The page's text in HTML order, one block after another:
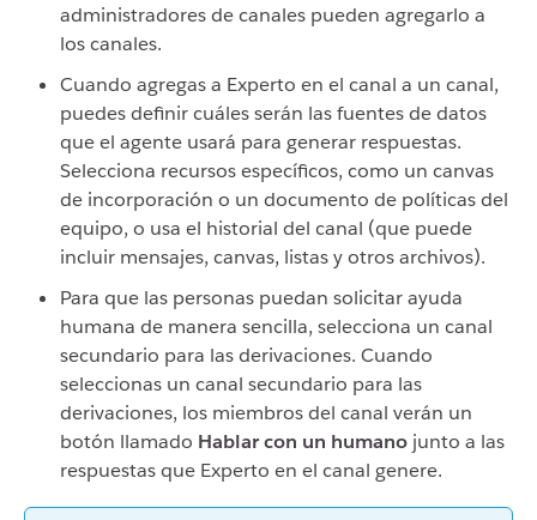
administradores de canales pueden agregarlo a
los canales.
Cuando agregas a Experto en el canal a un canal,
puedes definir cuáles serán las fuentes de datos
que el agente usará para generar respuestas.
Selecciona recursos específicos, como un canvas
de incorporación o un documento de políticas del
equipo, o usa el historial del canal (que puede
incluir mensajes, canvas, listas y otros archivos).
Para que las personas puedan solicitar ayuda
humana de manera sencilla, selecciona un canal
secundario para las derivaciones. Cuando
seleccionas un canal secundario para las
derivaciones, los miembros del canal verán un
botón llamado Hablar con un humano junto a las
respuestas que Experto en el canal genere.